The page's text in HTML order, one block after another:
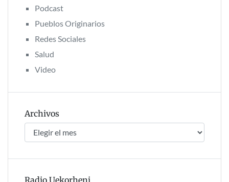
Podcast
Pueblos Originarios
Redes Sociales
Salud
Video
Archivos
Archivos
Radio Uekorheni